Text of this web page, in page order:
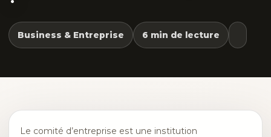
Business & Entreprise 6 min de lecture
Le comité d’entreprise est une institution